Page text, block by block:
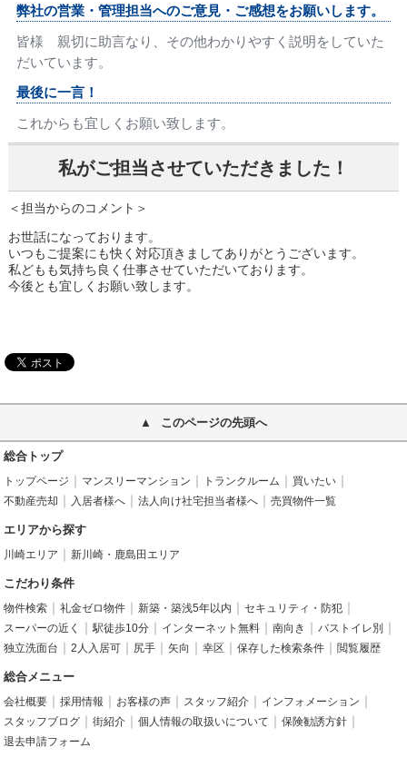
弊社の営業・管理担当へのご意見・ご感想をお願いします。
皆様 親切に助言なり、その他わかりやすく説明をしていた
だいています。
最後に一言！
これからも宜しくお願い致します。
私がご担当させていただきました！
＜担当からのコメント＞
お世話になっております。
いつもご提案にも快く対応頂きましてありがとうございます。
私どもも気持ち良く仕事させていただいております。
今後とも宜しくお願い致します。
このページの先頭へ
総合トップ
トップページ マンスリーマンション トランクルーム
買いたい
不動産売却
入居者様へ 法人向け社宅担当者様へ 売買物件一覧
エリアから探す
川崎エリア 新川崎・鹿島田エリア
こだわり条件
物件検索 礼金ゼロ物件 新築・築浅5年以内
セキュリティ・防犯
スーパーの近く
駅徒歩10分 インターネット無料 南向き
バストイレ別
独立洗面台
2人入居可 尻手 矢向 幸区 保存した検索条件 閲覧履歴
総合メニュー
会社概要 採用情報 お客様の声 スタッフ紹介
インフォメーション
スタッフブログ
街紹介 個人情報の取扱いについて
保険勧誘方針
退去申請フォーム